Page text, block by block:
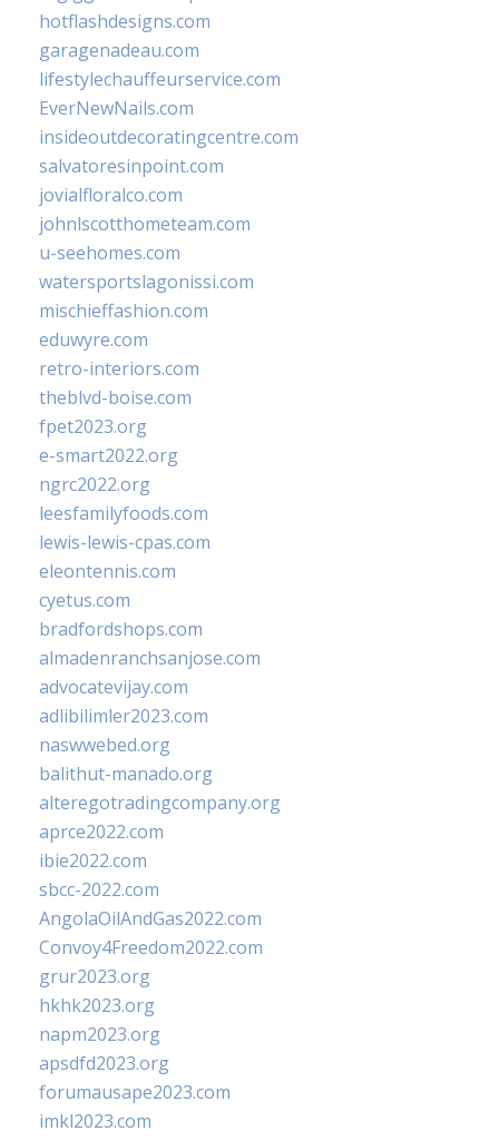
hotflashdesigns.com
garagenadeau.com
lifestylechauffeurservice.com
EverNewNails.com
insideoutdecoratingcentre.com
salvatoresinpoint.com
jovialfloralco.com
johnlscotthometeam.com
u-seehomes.com
watersportslagonissi.com
mischieffashion.com
eduwyre.com
retro-interiors.com
theblvd-boise.com
fpet2023.org
e-smart2022.org
ngrc2022.org
leesfamilyfoods.com
lewis-lewis-cpas.com
eleontennis.com
cyetus.com
bradfordshops.com
almadenranchsanjose.com
advocatevijay.com
adlibilimler2023.com
naswwebed.org
balithut-manado.org
alteregotradingcompany.org
aprce2022.com
ibie2022.com
sbcc-2022.com
AngolaOilAndGas2022.com
Convoy4Freedom2022.com
grur2023.org
hkhk2023.org
napm2023.org
apsdfd2023.org
forumausape2023.com
imkl2023.com